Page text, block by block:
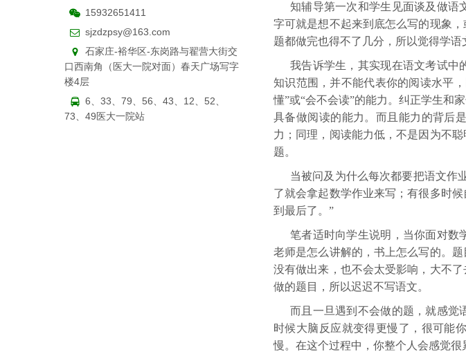
15932651411
sjzdzpsy@163.com
石家庄-裕华区-东岗路与翟营大街交
口西南角（医大一院对面）春天广场写字
楼4层
6、33、79、56、43、12、52、
73、49医大一院站
知辅导第一次和学生见面谈及做语
字可就是想不起来到底怎么写的现象
题都做完也得不了几分，所以觉得学语
我告诉学生，其实现在语文考试中
知识范围，并不能代表你的阅读水平
懂”或“会不会读”的能力。纠正学生和
具备做阅读的能力。而且能力的背后
力；同理，阅读能力低，不是因为不
题。
当被问及为什么每次都要把语文作
了就会拿起数学作业来写；有很多时
到最后了。”
笔者适时向学生说明，当你面对数
老师是怎么讲解的，书上怎么写的。
没有做出来，也不会太受影响，大不
做的题目，所以迟迟不写语文。
而且一旦遇到不会做的题，就感觉
时候大脑反应就变得更慢了，很可能
慢。在这个过程中，你整个人会感觉很